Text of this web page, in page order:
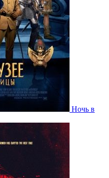
Ночь в